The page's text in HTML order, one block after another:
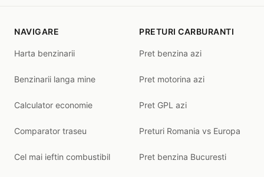
NAVIGARE
Harta benzinarii
Benzinarii langa mine
Calculator economie
Comparator traseu
Cel mai ieftin combustibil
PRETURI CARBURANTI
Pret benzina azi
Pret motorina azi
Pret GPL azi
Preturi Romania vs Europa
Pret benzina Bucuresti